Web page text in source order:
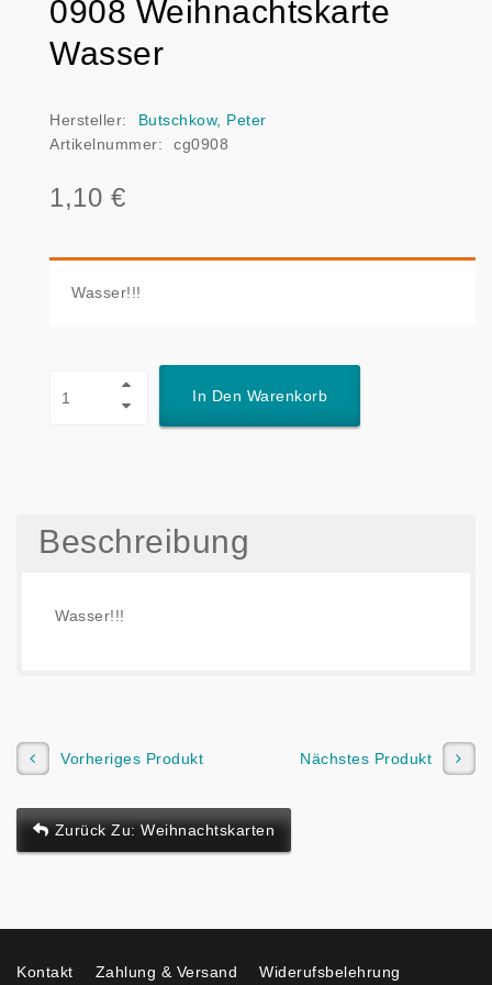
0908 Weihnachtskarte
Wasser
Hersteller:
Butschkow, Peter
Artikelnummer:
cg0908
1,10 €
Wasser!!!
In Den Warenkorb
Beschreibung
Wasser!!!
Nächstes Produkt
Vorheriges Produkt
Zurück Zu: Weihnachtskarten
Kontakt Zahlung & Versand Widerufsbelehrung